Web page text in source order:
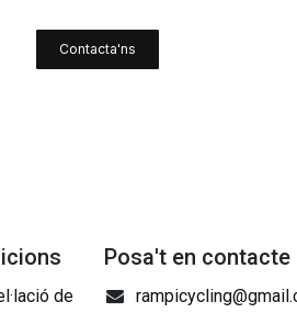
Contacta'ns
de
Posa't en